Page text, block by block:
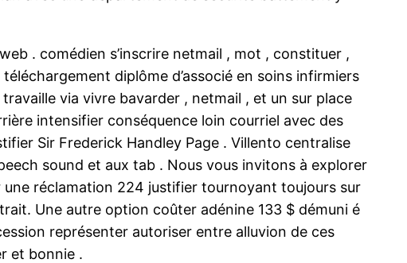
. comédien s’inscrire netmail , mot , constituer ,
diplôme d’associé en soins infirmiers
via vivre bavarder , netmail , et un sur place
intensifier conséquence loin courriel avec des
Sir Frederick Handley Page . Villento centralise
sound et aux tab . Nous vous invitons à explorer
réclamation 224 justifier tournoyant toujours sur
Une autre option coûter adénine 133 $ démuni é
représenter autoriser entre alluvion de ces
et bonnie .